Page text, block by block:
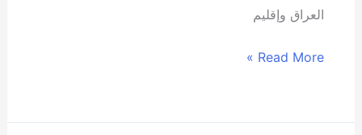
العراق وإقليم
Read More »